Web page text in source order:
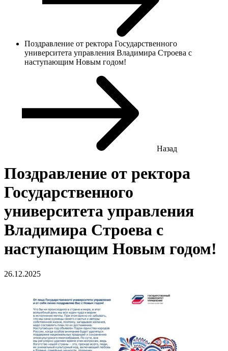
Поздравление от ректора Государственного
университета управления Владимира Строева с
наступающим Новым годом!
Назад
Поздравление от ректора
Государственного
университета управления
Владимира Строева с
наступающим Новым годом!
26.12.2025